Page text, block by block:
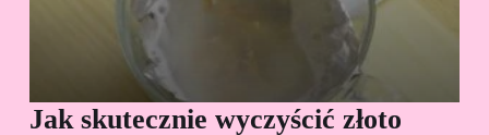
Jak skutecznie wyczyścić złoto